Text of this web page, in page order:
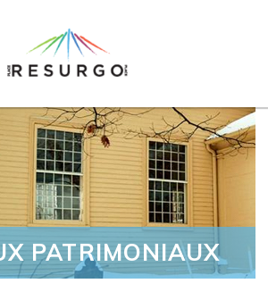
PATRIMONIAUX